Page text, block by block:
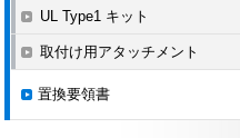
UL Type1 キット
取付け用アタッチメント
置換要領書